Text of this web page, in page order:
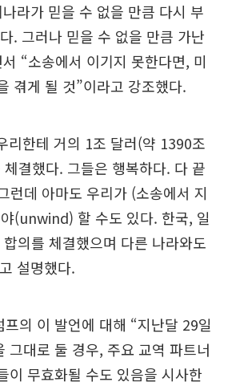
라가 믿을 수 없을 만큼 다시 부
. 그러나 믿을 수 없을 만큼 가난
“소송에서 이기지 못한다면, 미
겪게 될 것”이라고 강조했다.
리한테 거의 1조 달러(약 1390조
결했다. 그들은 행복하다. 다 끝
런데 아마도 우리가 (소송에서 지
(unwind) 할 수도 있다. 한국, 일
의를 체결했으며 다른 나라와도
설명했다.
의 이 발언에 대해 “지난달 29일
그대로 둘 경우, 주요 교역 파트너
이 무효화될 수도 있음을 시사한